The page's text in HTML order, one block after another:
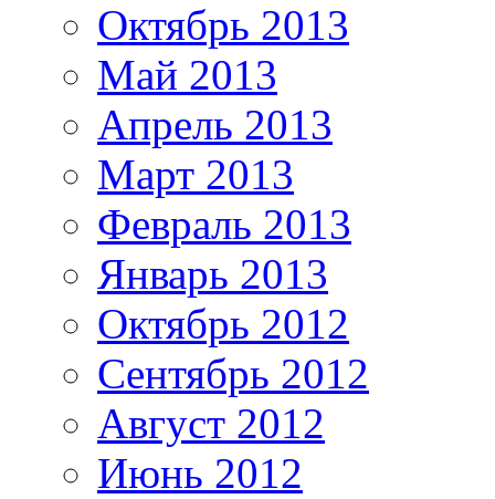
Октябрь 2013
Май 2013
Апрель 2013
Март 2013
Февраль 2013
Январь 2013
Октябрь 2012
Сентябрь 2012
Август 2012
Июнь 2012